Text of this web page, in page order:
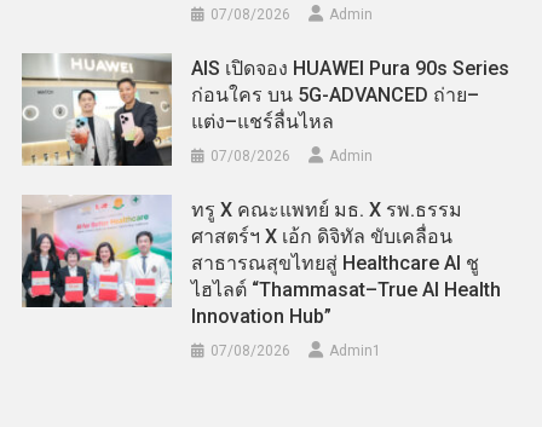
07/08/2026 Admin
AIS เปิดจอง HUAWEI Pura 90s Series
ก่อนใคร บน 5G-ADVANCED ถ่าย–
แต่ง–แชร์ลื่นไหล
07/08/2026 Admin
ทรู X คณะแพทย์ มธ. X รพ.ธรรม
ศาสตร์ฯ X เอ้ก ดิจิทัล ขับเคลื่อน
สาธารณสุขไทยสู่ Healthcare AI ชู
ไฮไลต์ “Thammasat–True AI Health
Innovation Hub”
07/08/2026 Admin​1